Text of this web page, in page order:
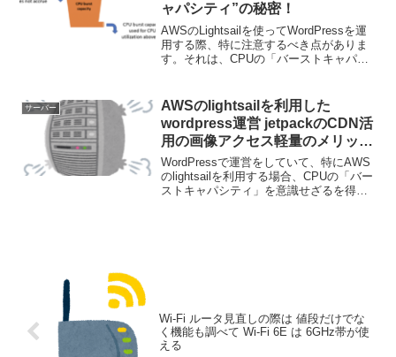
ャパシティ”の秘密！
AWSのLightsailを使ってWordPressを運
用する際、特に注意するべき点がありま
す。それは、CPUの「バーストキャパシ
ステムを採用しており、これ...
サーバー
AWSのlightsailを利用した
wordpress運営 jetpackのCDN活
用の画像アクセス軽量のメリット
とデメリット
WordPressで運営をしていて、特にAWS
のlightsailを利用する場合、CPUの「バー
ストキャパシティ」を意識せざるを得ま
Wi-Fi ルータ見直しの際は 値段だけでな
く機能も調べて Wi-Fi 6E は 6GHz帯が使
える